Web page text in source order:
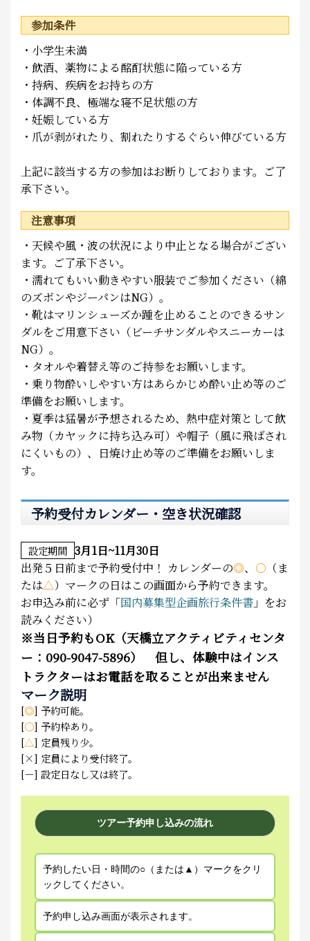
参加条件
・小学生未満
・飲酒、薬物による酩酊状態に陥っている方
・持病、疾病をお持ちの方
・体調不良、極端な寝不足状態の方
・妊娠している方
・爪が剥がれたり、割れたりするぐらい伸びている方
上記に該当する方の参加はお断りしております。ご了
承下さい。
注意事項
・天候や風・波の状況により中止となる場合がござい
ます。ご了承下さい。
・濡れてもいい動きやすい服装でご参加ください（綿
のズボンやジーパンはNG）。
・靴はマリンシューズか踵を止めることのできるサン
ダルをご用意下さい（ビーチサンダルやスニーカーは
NG）。
・タオルや着替え等のご持参をお願いします。
・乗り物酔いしやすい方はあらかじめ酔い止め等のご
準備をお願いします。
・夏季は猛暑が予想されるため、熱中症対策として飲
み物（カヤックに持ち込み可）や帽子（風に飛ばされ
にくいもの）、日焼け止め等のご準備をお願いしま
す。
予約受付カレンダー・空き状況確認
設定期間 3月1日~11月30日
出発５日前まで予約受付中！ カレンダーの◎、 ○ （ま
たは△）マークの日はこの画面から予約できます。
お申込み前に必ず「国内募集型企画旅行条件書 」をお
読みください）
※当日予約もOK（天橋立アクティビティセンタ
ー：090-9047-5896） 但し、体験中はインス
トラクターはお電話を取ることが出来ません
マーク説明
[◎] 予約可能。
[○] 予約枠あり。
[△] 定員残り少。
[×] 定員により受付終了。
[－] 設定日なし又は終了。
ツアー予約申し込みの流れ
予約したい日・時間の○（または▲）マークをクリ
ックしてください。
予約申し込み画面が表示されます。